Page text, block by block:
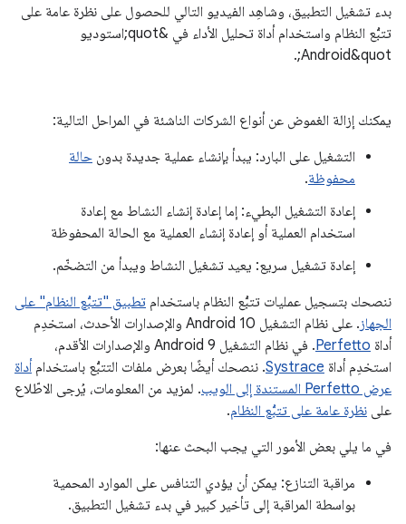
بدء تشغيل التطبيق، وشاهِد الفيديو التالي للحصول على نظرة عامة على
تتبُّع النظام واستخدام أداة تحليل الأداء في &quot;استوديو
Android&quot;.
يمكنك إزالة الغموض عن أنواع الشركات الناشئة في المراحل التالية:
التشغيل على البارد: يبدأ بإنشاء عملية جديدة بدون حالة
محفوظة.
إعادة التشغيل البطيء: إما إعادة إنشاء النشاط مع إعادة
استخدام العملية أو إعادة إنشاء العملية مع الحالة المحفوظة
إعادة تشغيل سريع: يعيد تشغيل النشاط ويبدأ من التضخّم.
ننصحك بتسجيل عمليات تتبُّع النظام باستخدام تطبيق "تتبُّع النظام" على
الجهاز
. على نظام التشغيل Android 10 والإصدارات الأحدث، استخدِم
أداة Perfetto
. في نظام التشغيل Android 9 والإصدارات الأقدم،
استخدِم أداة Systrace. ننصحك أيضًا بعرض ملفات التتبُّع باستخدام أداة
عرض Perfetto المستندة إلى الويب
. لمزيد من المعلومات، يُرجى الاطّلاع
على نظرة عامة على تتبُّع النظام.
في ما يلي بعض الأمور التي يجب البحث عنها:
مراقبة التنازع: يمكن أن يؤدي التنافس على الموارد المحمية
بواسطة المراقبة إلى تأخير كبير في بدء تشغيل التطبيق.